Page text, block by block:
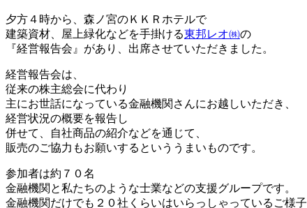
夕方４時から、森ノ宮のＫＫＲホテルで
建築資材、屋上緑化などを手掛ける東邦レオ㈱の
『経営報告会』があり、出席させていただきました。
経営報告会は、
従来の株主総会に代わり
主にお世話になっている金融機関さんにお越しいただき、
経営状況の概要を報告し
併せて、自社商品の紹介などを通じて、
販売のご協力もお願いするといううまいものです。
参加者は約７０名
金融機関と私たちのような士業などの支援グループです。
金融機関だけでも２０社くらいはいらっしゃっているご様子